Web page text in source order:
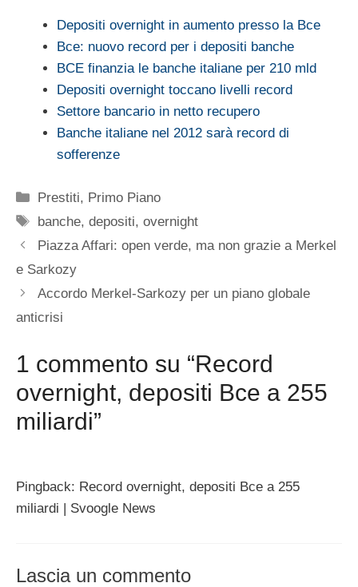
Depositi overnight in aumento presso la Bce
Bce: nuovo record per i depositi banche
BCE finanzia le banche italiane per 210 mld
Depositi overnight toccano livelli record
Settore bancario in netto recupero
Banche italiane nel 2012 sarà record di
sofferenze
Categorie
Prestiti, Primo Piano
Tag
banche,depositi,overnight
Piazza Affari: open verde, ma non grazie a Merkel
e Sarkozy
Accordo Merkel-Sarkozy per un piano globale
anticrisi
1 commento su “Record
overnight, depositi Bce a 255
miliardi”
Pingback: Record overnight, depositi Bce a 255
miliardi | Svoogle News
Lascia un commento